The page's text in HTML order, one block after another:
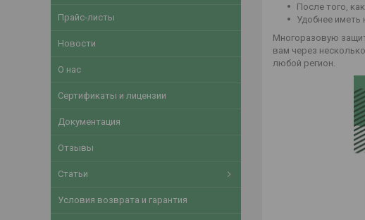
После того,
Удобнее иметь
Многоразовую
вам через
любой регион.
Прайс-листы
Новости
О нас
Сертификаты и лицензии
Документация
Отзывы
Статьи
Условия возврата и гарантия